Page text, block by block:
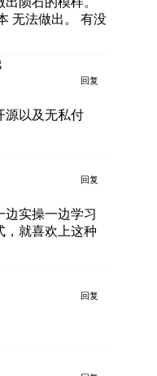
无法做出。 有没
回复
源以及无私付
回复
边实操一边学习
，就喜欢上这种
回复